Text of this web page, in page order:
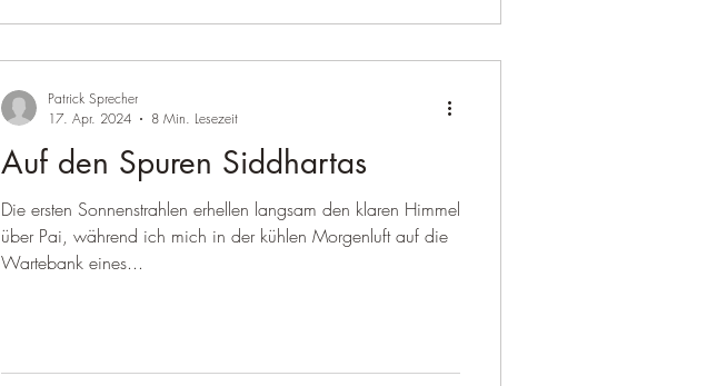
Auf den Spuren Siddhartas
Die ersten Sonnenstrahlen erhellen langsam den klaren Himmel
über Pai, während ich mich in der kühlen Morgenluft auf die
Wartebank eines...
Patrick Sprecher
17. Apr. 2024
8 Min. Lesezeit